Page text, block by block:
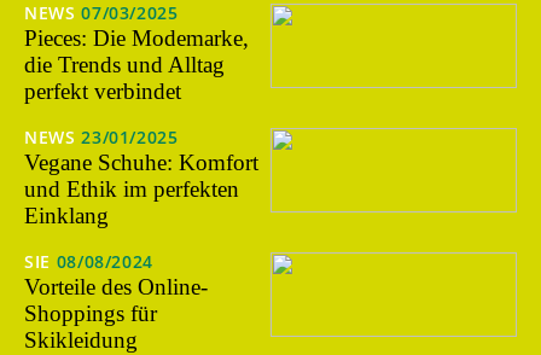
NEWS 07/03/2025
Pieces: Die Modemarke,
die Trends und Alltag
perfekt verbindet
NEWS 23/01/2025
Vegane Schuhe: Komfort
und Ethik im perfekten
Einklang
SIE 08/08/2024
Vorteile des Online-
Shoppings für
Skikleidung